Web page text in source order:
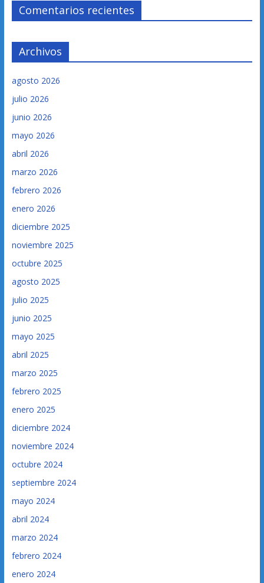
Comentarios recientes
Archivos
agosto 2026
julio 2026
junio 2026
mayo 2026
abril 2026
marzo 2026
febrero 2026
enero 2026
diciembre 2025
noviembre 2025
octubre 2025
agosto 2025
julio 2025
junio 2025
mayo 2025
abril 2025
marzo 2025
febrero 2025
enero 2025
diciembre 2024
noviembre 2024
octubre 2024
septiembre 2024
mayo 2024
abril 2024
marzo 2024
febrero 2024
enero 2024